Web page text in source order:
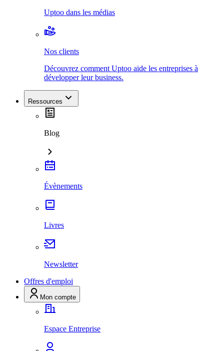
Uptoo dans les médias
Nos clients
Découvrez comment Uptoo aide les entreprises à
développer leur business.
Ressources
Blog
Évènements
Livres
Newsletter
Offres d'emploi
Mon compte
Espace Entreprise